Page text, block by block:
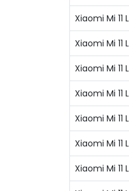
Xiaomi Mi 11
Xiaomi Mi
Xiaomi Mi
Xiaomi Mi
Xiaomi Mi 11
Xiaomi Mi 11
Xiaomi Mi 11